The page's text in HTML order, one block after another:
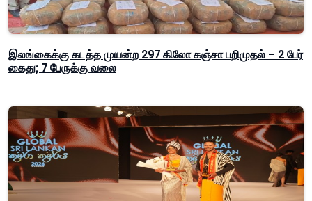
இலங்கைக்கு கடத்த முயன்ற 297 கிலோ கஞ்சா பறிமுதல் – 2 பேர்
கைது; 7 பேருக்கு வலை